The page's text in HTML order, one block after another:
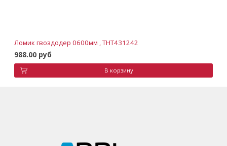
Ломик гвоздодер 0600мм , THT431242
988.00 руб
В корзину